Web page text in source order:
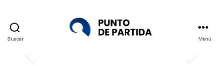
Buscar Menú